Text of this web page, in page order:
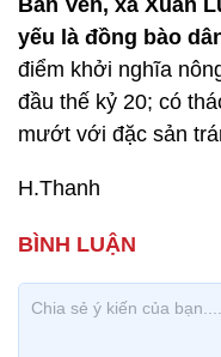
Bản Ven, xã Xuân
yếu là đồng bào
điểm khởi nghĩa
đầu thế kỷ 20; có
mướt với đặc sản
H.Thanh